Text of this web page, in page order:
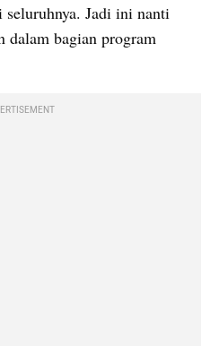
Jadi ini nanti
dalam bagian program